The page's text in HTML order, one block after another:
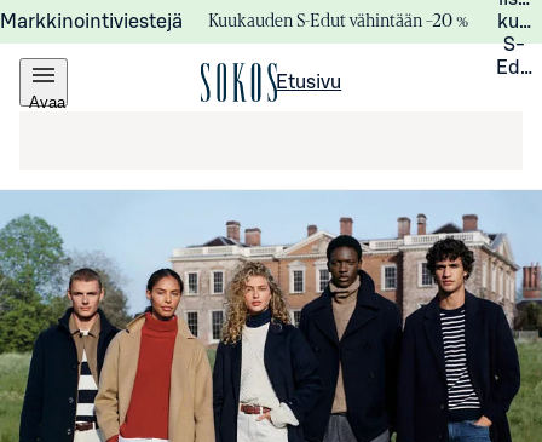
Markkinointiviestejä Kuukauden S-Edut vähintään –20 %
S-
Avaa
Etusivu